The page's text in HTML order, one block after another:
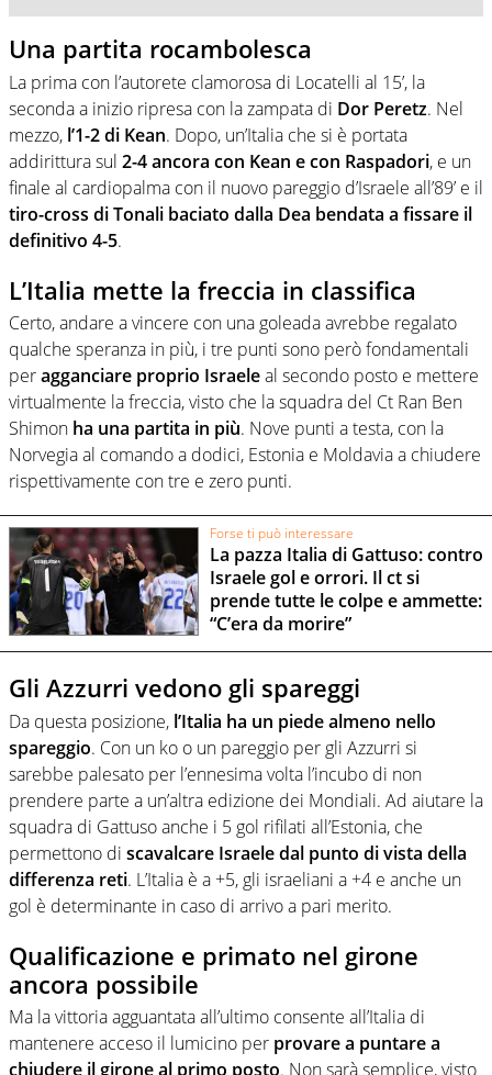
Una partita rocambolesca
La prima con l’autorete clamorosa di Locatelli al 15’, la
seconda a inizio ripresa con la zampata di Dor Peretz. Nel
mezzo, l’1-2 di Kean. Dopo, un’Italia che si è portata
addirittura sul 2-4 ancora con Kean e con Raspadori, e un
finale al cardiopalma con il nuovo pareggio d’Israele all’89’ e il
tiro-cross di Tonali baciato dalla Dea bendata a fissare il
definitivo 4-5.
L’Italia mette la freccia in classifica
Certo, andare a vincere con una goleada avrebbe regalato
qualche speranza in più, i tre punti sono però fondamentali
peragganciare proprio Israeleal secondo posto e mettere
virtualmente la freccia, visto che la squadra del Ct Ran Ben
Shimon ha una partita in più. Nove punti a testa, con la
Norvegia al comando a dodici, Estonia e Moldavia a chiudere
rispettivamente con tre e zero punti.
Forse ti può interessare
La pazza Italia di Gattuso: contro
Israele gol e orrori. Il ct si
prende tutte le colpe e ammette:
“C’era da morire”
Gli Azzurri vedono gli spareggi
Da questa posizione, l’Italia ha un piede almeno nello
spareggio. Con un ko o un pareggio per gli Azzurri si
sarebbe palesato per l’ennesima volta l’incubo di non
prendere parte a un’altra edizione dei Mondiali. Ad aiutare la
squadra di Gattuso anche i 5 gol rifilati all’Estonia, che
permettono di scavalcare Israele dal punto di vista della
differenza reti. L’Italia è a +5, gli israeliani a +4 e anche un
gol è determinante in caso di arrivo a pari merito.
Qualificazione e primato nel girone
ancora possibile
Ma la vittoria agguantata all’ultimo consente all’Italia di
mantenere acceso il lumicino per provare a puntare a
chiudere il girone al primo posto. Non sarà semplice, visto